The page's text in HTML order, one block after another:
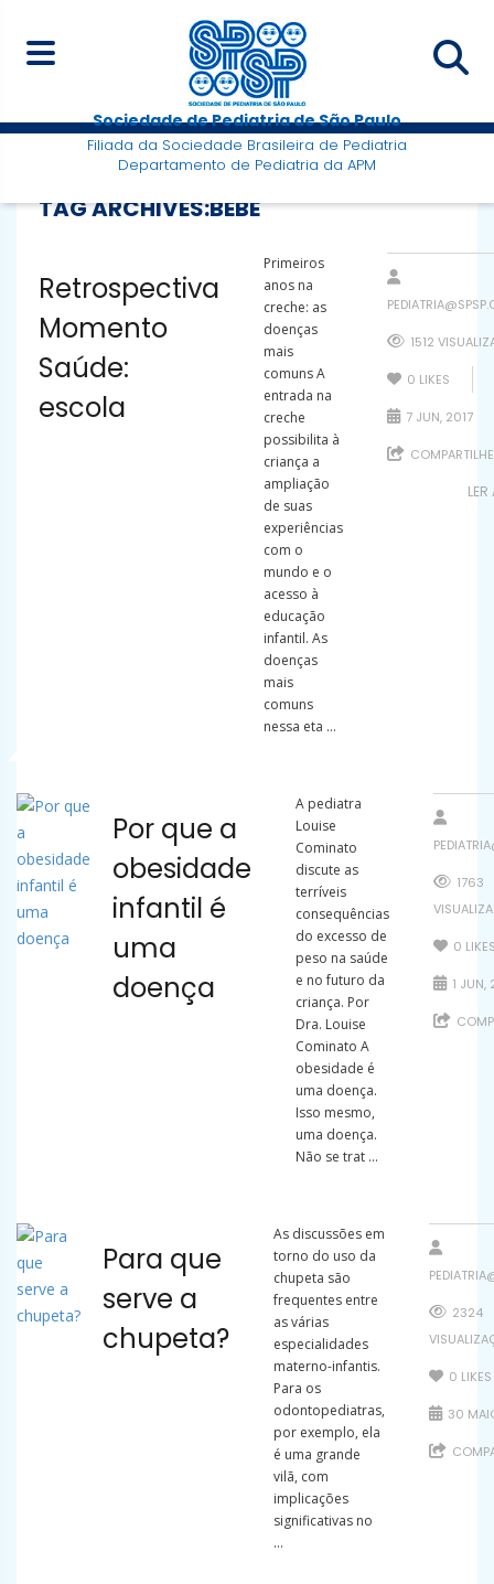
Sociedade de Pediatria de São Paulo
Filiada da Sociedade Brasileira de Pediatria
Departamento de Pediatria da APM
TAG ARCHIVES:BEBÊ
Retrospectiva
Momento
Saúde:
escola
Primeiros
anos na
creche: as
doenças
mais
comuns A
entrada na
creche
possibilita à
criança a
ampliação
de suas
experiências
com o
mundo e o
acesso à
educação
infantil. As
doenças
mais
comuns
nessa eta ...
1512
0 LIKES
7 JUN, 2017
COMPARTILHE
Por que a
obesidade
infantil é
uma
doença
A pediatra
Louise
Cominato
discute as
terríveis
consequências
do excesso de
peso na saúde
e no futuro da
criança. Por
Dra. Louise
Cominato A
obesidade é
uma doença.
Isso mesmo,
uma doença.
Não se trat ...
1763
0
1 JUN,
Para que
serve a
chupeta?
As discussões em
torno do uso da
chupeta são
frequentes entre
as várias
especialidades
materno-infantis.
Para os
odontopediatras,
por exemplo, ela
é uma grande
vilã, com
implicações
significativas no
...
2324
0 LIKES
30